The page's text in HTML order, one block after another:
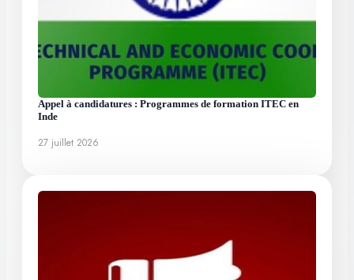
Appel à candidatures : Programmes de formation ITEC en
Inde
27 juillet 2026